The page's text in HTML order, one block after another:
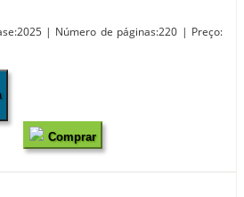
| Número de páginas:220 | Preço:
Comprar